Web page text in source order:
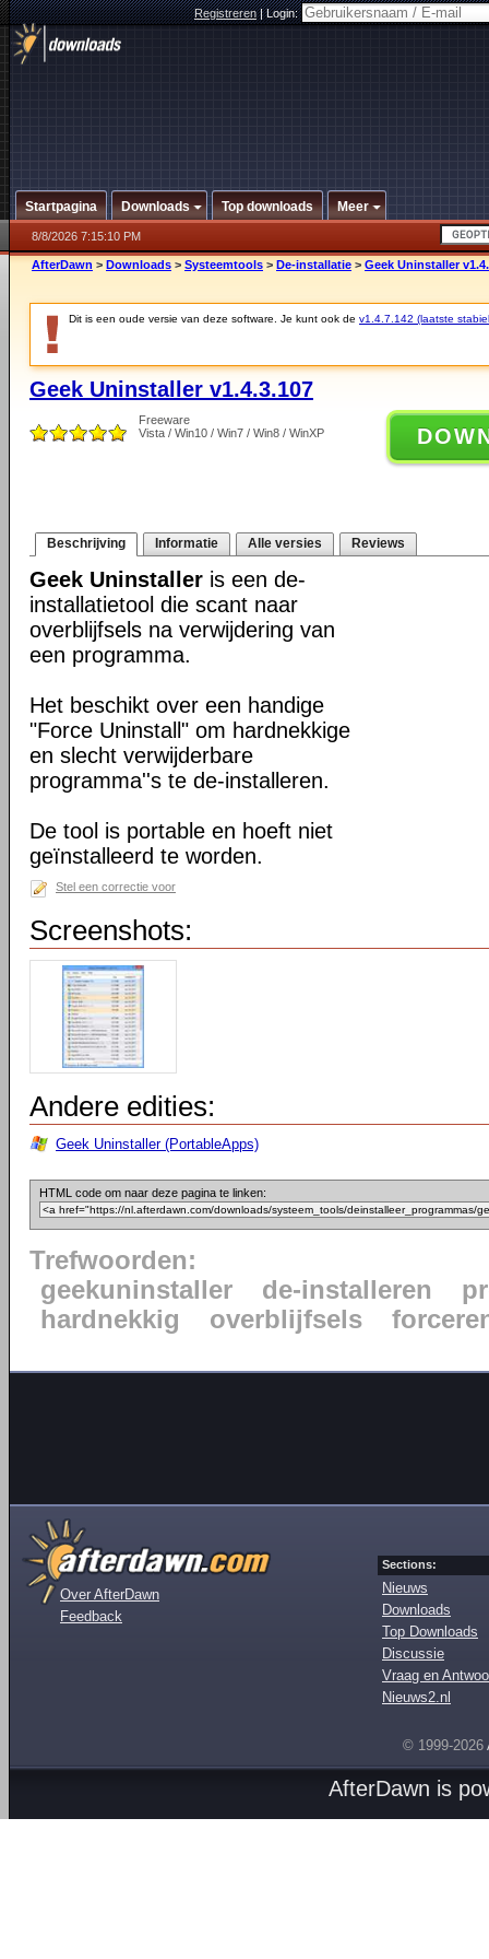
Registreren|Login:
Startpagina Downloads Top downloads Meer
8/8/2026 7:15:10 PM
AfterDawn > Downloads > Systeemtools > De-installatie > Geek Uninstaller
Dit is een oude versie van deze software. Je kunt ook de v1.4.7.142 (laatste
Geek Uninstaller v1.4.3.107
Freeware
Vista / Win10 / Win7 / Win8 / WinXP
Beschrijving Informatie Alle versies Reviews
Geek Uninstaller is een de-
installatietool die scant naar
overblijfsels na verwijdering van
een programma.
Het beschikt over een handige
"Force Uninstall" om hardnekkige
en slecht verwijderbare
programma''s te de-installeren.
De tool is portable en hoeft niet
geïnstalleerd te worden.
Stel een correctie voor
Screenshots:
Andere edities:
Geek Uninstaller (PortableApps)
HTML code om naar deze pagina te linken:
Trefwoorden:
geekuninstaller
de-installeren
hardnekkig
overblijfsels
Over AfterDawn
Feedback
Sections:
Nieuws
Downloads
Top Downloads
Discussie
Vraag en
Nieuws2.nl
© 1999-2026
AfterDawn is